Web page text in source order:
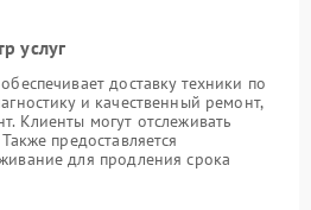
услуг
доставку техники по
и качественный ремонт,
Клиенты могут отслеживать
предоставляется
для продления срока